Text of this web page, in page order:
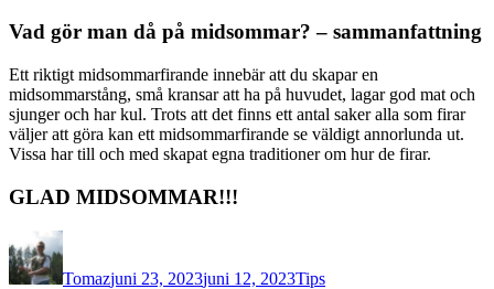
Vad gör man då på midsommar? – sammanfattning
Ett riktigt midsommarfirande innebär att du skapar en
midsommarstång, små kransar att ha på huvudet, lagar god mat och
sjunger och har kul. Trots att det finns ett antal saker alla som firar
väljer att göra kan ett midsommarfirande se väldigt annorlunda ut.
Vissa har till och med skapat egna traditioner om hur de firar.
GLAD MIDSOMMAR!!!
Författare
Tomazjuni 23, 2023juni 12, 2023Tips